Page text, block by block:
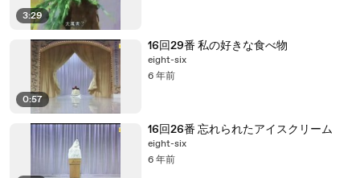
3:29
0:57
16回29番 私の好きな食べ物
eight-six
6 年前
16回26番 忘れられたアイスクリーム
eight-six
6 年前